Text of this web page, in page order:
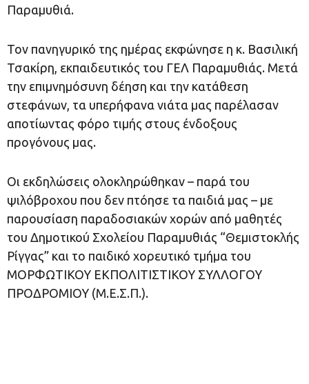
Παραμυθιά.
Τον πανηγυρικό της ημέρας εκφώνησε η κ. Βασιλική
Τσακίρη, εκπαιδευτικός του ΓΕΛ Παραμυθιάς. Μετά
την επιμνημόσυνη δέηση και την κατάθεση
στεφάνων, τα υπερήφανα νιάτα μας παρέλασαν
αποτίωντας φόρο τιμής στους ένδοξους
προγόνους μας.
Οι εκδηλώσεις ολοκληρώθηκαν – παρά του
ψιλόβροχου που δεν πτόησε τα παιδιά μας – με
παρουσίαση παραδοσιακών χορών από μαθητές
του Δημοτικού Σχολείου Παραμυθιάς “Θεμιστοκλής
Ρίγγας” και το παιδικό χορευτικό τμήμα του
ΜΟΡΦΩΤΙΚΟΥ ΕΚΠΟΛΙΤΙΣΤΙΚΟΥ ΣΥΛΛΟΓΟΥ
ΠΡΟΔΡΟΜΙΟΥ (Μ.Ε.Σ.Π.).